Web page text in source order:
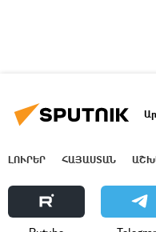
ԼՈՒՐԵՐ ՀԱՅԱՍՏԱՆ